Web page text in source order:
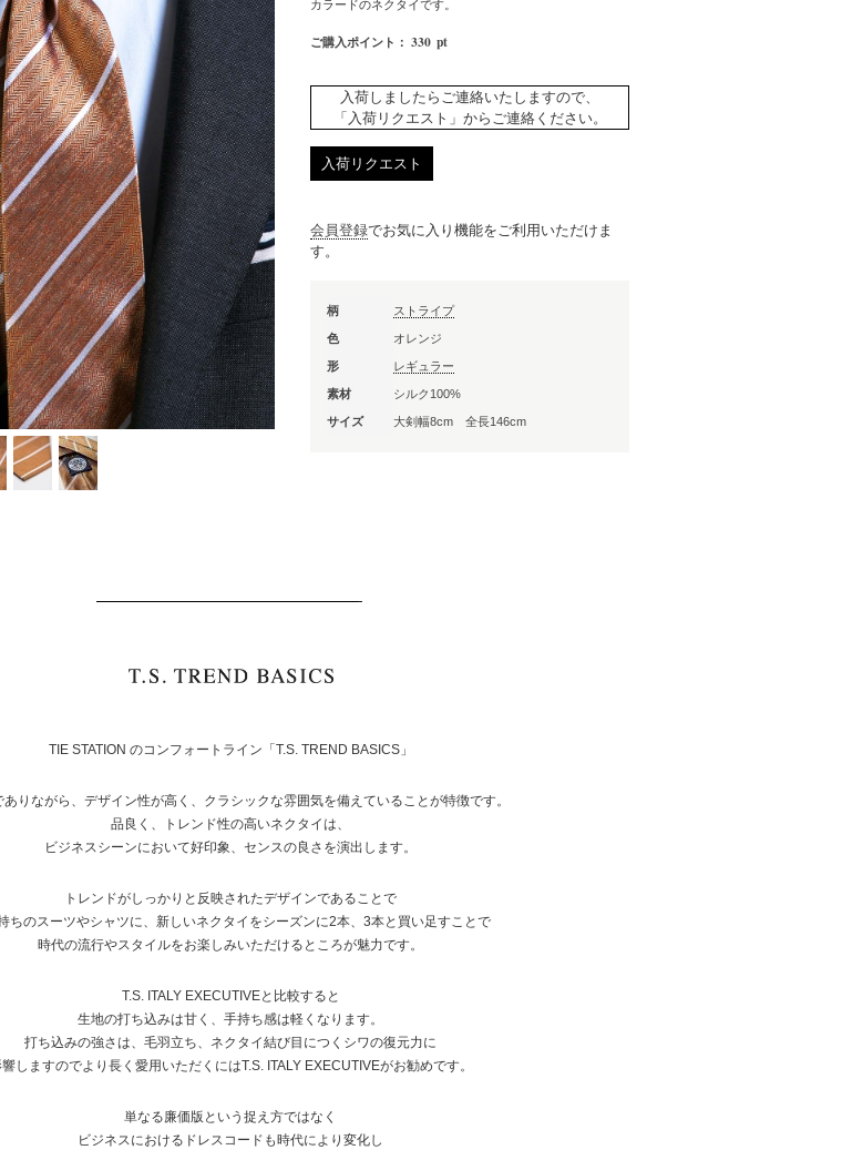
カラードのネクタイです。
ご購入ポイント： 330 pt
入荷しましたらご連絡いたしますので、
「入荷リクエスト」からご連絡ください。
入荷リクエスト
会員登録でお気に入り機能をご利用いただけま
す。
柄 ストライプ
色 オレンジ
形 レギュラー
素材 シルク100%
サイズ 大剣幅8cm 全長146cm
TIE STATION のコンフォートライン「T.S. TREND BASICS」
ありながら、デザイン性が高く、クラシックな雰囲気を備えていることが特徴です。
品良く、トレンド性の高いネクタイは、
ビジネスシーンにおいて好印象、センスの良さを演出します。
トレンドがしっかりと反映されたデザインであることで
ちのスーツやシャツに、新しいネクタイをシーズンに2本、3本と買い足すことで
時代の流行やスタイルをお楽しみいただけるところが魅力です。
T.S. ITALY EXECUTIVEと比較すると
生地の打ち込みは甘く、手持ち感は軽くなります。
打ち込みの強さは、毛羽立ち、ネクタイ結び目につくシワの復元力に
しますのでより長く愛用いただくにはT.S. ITALY EXECUTIVEがお勧めです。
単なる廉価版という捉え方ではなく
ビジネスにおけるドレスコードも時代により変化し